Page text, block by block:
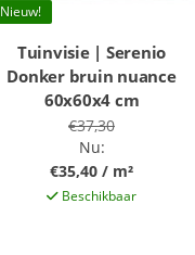
Nieuw!
Tuinvisie | Serenio
Donker bruin nuance
60x60x4 cm
€37,30
Nu:
€35,40 / m²
Beschikbaar